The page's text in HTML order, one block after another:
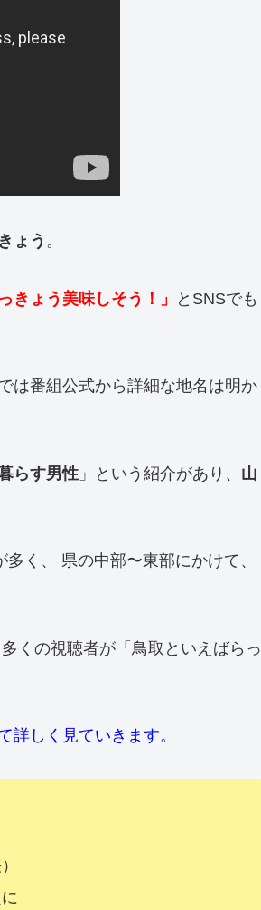
ょう 。
きょう美味しそう！」
とSNSでも
は番組公式から詳細な地名は明か
らす男性 」という紹介があり、 山
く、 県の中部〜東部にかけて、
くの視聴者が「鳥取といえばらっ
詳しく見ていきます。